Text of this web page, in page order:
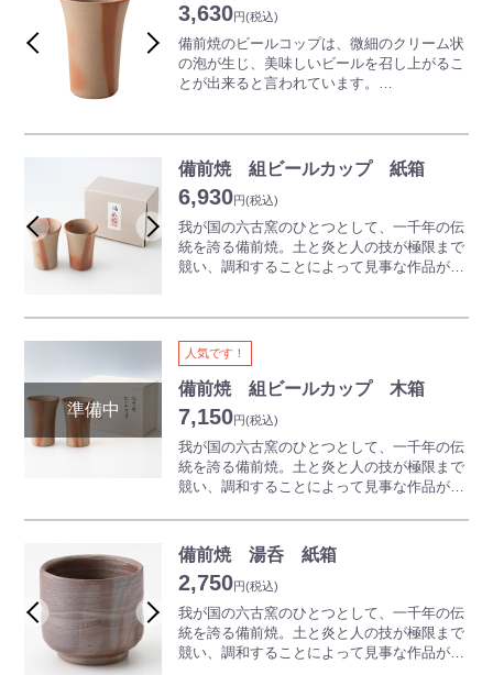
※焼物の性質上、形状や色味がすべて異なり
ます。予めご了承ください。
※長期にわたり入荷できない場合には別途ご
連絡させていただきます。
3,630円(税込)
備前焼のビールコップは、微細のクリーム状
の泡が生じ、美味しいビールを召し上がるこ
とが出来ると言われています。
高のもの。
どうぞ備前焼のビールコップで、楽しい、ス
テキなひとときをお過ごしください。
※写真は一例であり、焼物の性質上、形状や
色味がすべて異なります。予めご了承くださ
備前焼 組ビールカップ 紙箱
6,930円(税込)
我が国の六古窯のひとつとして、一千年の伝
統を誇る備前焼。土と炎と人の技が極限まで
競い、調和することによって見事な作品が生
います。
備前焼のビールコップは、微細のクリーム状
の泡が生じ、美味しいビールを召し上がるこ
とが出来ると言われています。
ご使用前に冷蔵庫で冷やしてお使いになると
さらにおいしくいただけます。
どうぞ備前焼のビールコップで、楽しい、ス
テキなひとときをお過ごしください。
※商品は一つひとつ手作りのため、色合いや
形が写真と異なります。詳しくはお問い合わ
せください。
人気です！
備前焼 組ビールカップ 木箱
7,150円(税込)
我が国の六古窯のひとつとして、一千年の伝
統を誇る備前焼。土と炎と人の技が極限まで
競い、調和することによって見事な作品が生
り）を用いず表現される、素朴でありながら
奥深い世界は備前焼ならではの魅力となって
います。
備前焼のビールコップは、微細のクリーム状
の泡が生じ、美味しいビールを召し上がるこ
とが出来ると言われています。
ご使用前に冷蔵庫で冷やしてお使いになると
さらにおいしくいただけます。
備前焼 湯呑 紙箱
2,750円(税込)
我が国の六古窯のひとつとして、一千年の伝
統を誇る備前焼。土と炎と人の技が極限まで
競い、調和することによって見事な作品が生